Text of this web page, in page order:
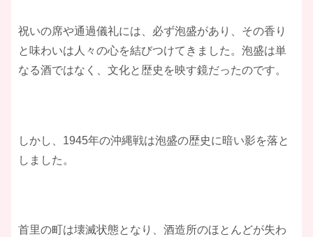
祝いの席や通過儀礼には、必ず泡盛があり、その香り
と味わいは人々の心を結びつけてきました。泡盛は単
なる酒ではなく、文化と歴史を映す鏡だったのです。
しかし、1945年の沖縄戦は泡盛の歴史に暗い影を落と
しました。
首里の町は壊滅状態となり、酒造所のほとんどが失わ